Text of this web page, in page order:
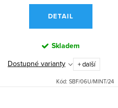
DETAIL
Skladem
Dostupné varianty + další
Kód: SBF/06U/MINT/24